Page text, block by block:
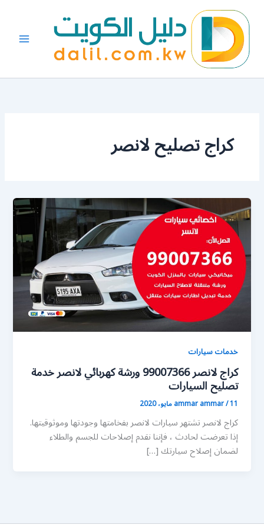
المحتوى
كراج تصليح لانصر
خدمات سيارات
كراج لانصر 99007366 ورشة كهربائي لانصر خدمة
تصليح السيارات
ammar ammar/11 مايو، 2020
كراج لانصر تشتهر سيارات لانصر بفخامتها وجودتها وموثوقيتها.
إذا تعرضت لحادث ، فإننا نقدم إصلاحات للجسم والطلاء
لضمان إصلاح سيارتك […]